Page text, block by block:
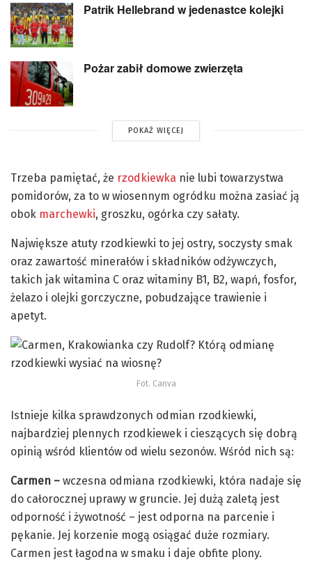
Patrik Hellebrand w jedenastce kolejki
Pożar zabił domowe zwierzęta
POKAŻ WIĘCEJ
Trzeba pamiętać, że rzodkiewka nie lubi towarzystwa
pomidorów, za to w wiosennym ogródku można zasiać ją
obok marchewki, groszku, ogórka czy sałaty.
Największe atuty rzodkiewki to jej ostry, soczysty smak
oraz zawartość minerałów i składników odżywczych,
takich jak witamina C oraz witaminy B1, B2, wapń, fosfor,
żelazo i olejki gorczyczne, pobudzające trawienie i
apetyt.
Fot. Canva
Istnieje kilka sprawdzonych odmian rzodkiewki,
najbardziej plennych rzodkiewek i cieszących się dobrą
opinią wśród klientów od wielu sezonów. Wśród nich są:
Carmen – wczesna odmiana rzodkiewki, która nadaje się
do całorocznej uprawy w gruncie. Jej dużą zaletą jest
odporność i żywotność – jest odporna na parcenie i
pękanie. Jej korzenie mogą osiągać duże rozmiary.
Carmen jest łagodna w smaku i daje obfite plony.